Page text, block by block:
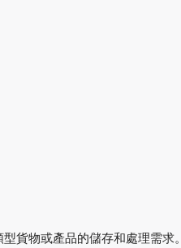
貨物或產品的儲存和處理需求